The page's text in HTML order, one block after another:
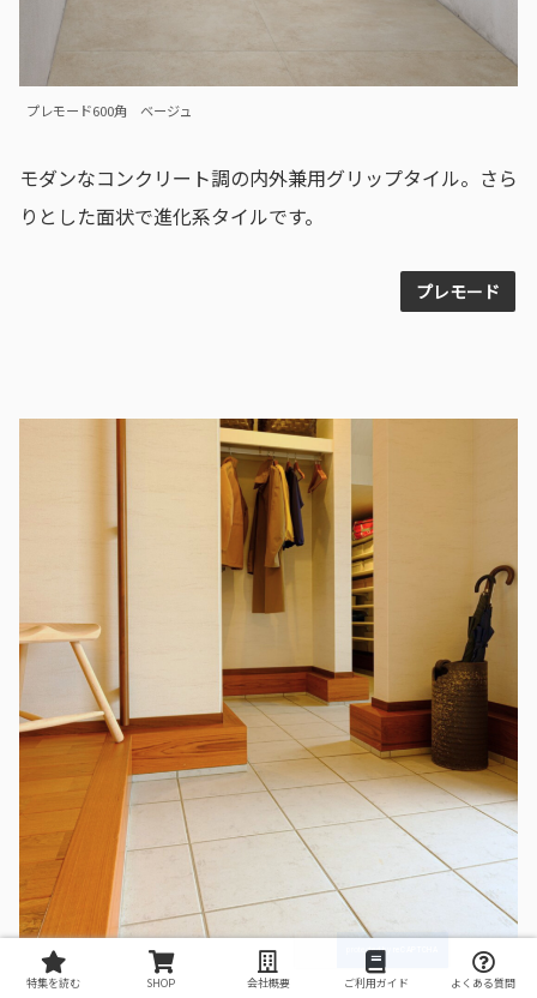
プレモード600角 ベージュ
モダンなコンクリート調の内外兼用グリップタイル。さら
りとした面状で進化系タイルです。
プレモード
特集を読む SHOP 会社概要 ご利用ガイド よくある質問